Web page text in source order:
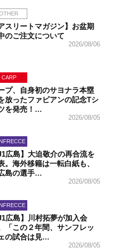
スリートマガジン】お盆期
のご注文について
2026/08/06
CARP
プ、自身初のサヨナラ本塁
放ったファビアンの記念Tシ
を発売！…
2026/08/05
J1広島】大迫敬介の再合流を
。海外移籍は一転白紙も、
広島の選手…
2026/08/05
J1広島】川村拓夢が加入会
「この２年間、サンフレッ
の試合は見…
2026/08/05